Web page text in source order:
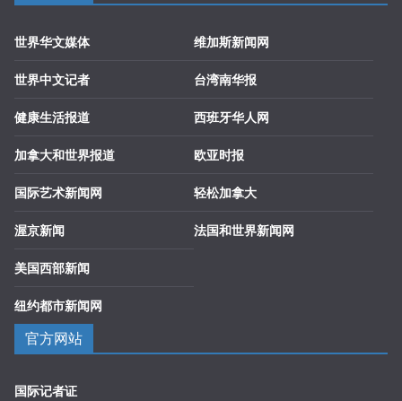
世界华文媒体
世界中文记者
健康生活报道
加拿大和世界报道
国际艺术新闻网
渥京新闻
美国西部新闻
纽约都市新闻网
维加斯新闻网
台湾南华报
西班牙华人网
欧亚时报
轻松加拿大
法国和世界新闻网
官方网站
国际记者证